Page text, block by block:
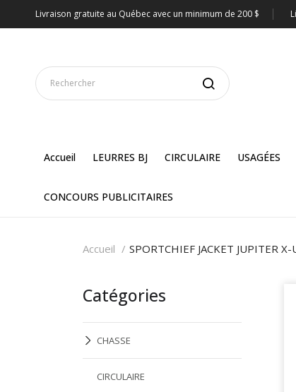
Livraison gratuite au Québec avec un minimum de 200 $
Accueil LEURRES BJ CIRCULAIRE USAGÉES
CONCOURS PUBLICITAIRES
Accueil SPORTCHIEF JACKET JUPITER
Catégories
CHASSE
CIRCULAIRE